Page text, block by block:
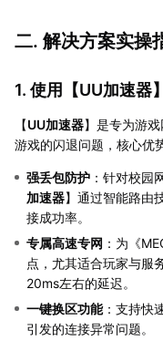
二. 解决方案实操
1. 使用【UU加速器
【UU加速器】是专为游
游戏的闪退问题，核心优
强丢包防护 ：针对校园
加速器】通过智能路由
接成功率。
专属高速专网 ：为《
点，尤其适合玩家与服
20ms左右的延迟。
一键换区功能：支持快
引发的连接异常问题。